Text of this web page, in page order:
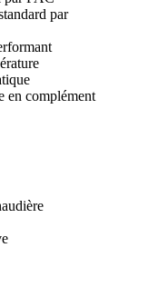
par
en complément